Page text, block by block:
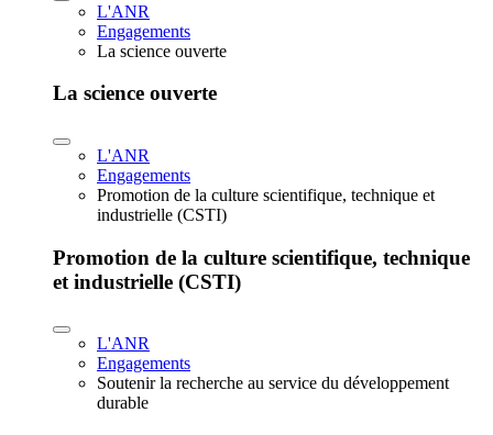
L'ANR
Engagements
La science ouverte
La science ouverte
L'ANR
Engagements
Promotion de la culture scientifique, technique et
industrielle (CSTI)
Promotion de la culture scientifique, technique
et industrielle (CSTI)
L'ANR
Engagements
Soutenir la recherche au service du développement
durable